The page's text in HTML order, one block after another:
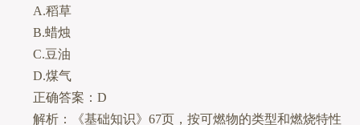
A.稻草
B.蜡烛
C.豆油
D.煤气
正确答案：D
解析：《基础知识》67页，按可燃物的类型和燃烧特性